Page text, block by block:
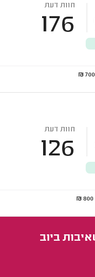
חוות דעת
176
₪
חוות דעת
126
₪
ביוב